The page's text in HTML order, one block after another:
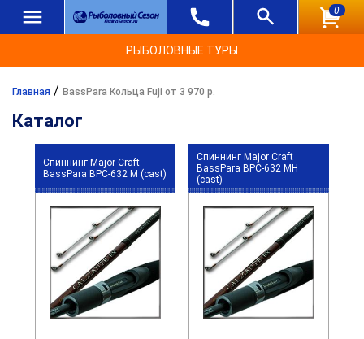
0
РЫБОЛОВНЫЕ ТУРЫ
Главная / BassPara Кольца Fuji от 3 970 р.
Каталог
Спиннинг Major Craft
BassPara BPC-632 M (cast)
Спиннинг Major Craft
BassPara BPC-632 MH
(cast)